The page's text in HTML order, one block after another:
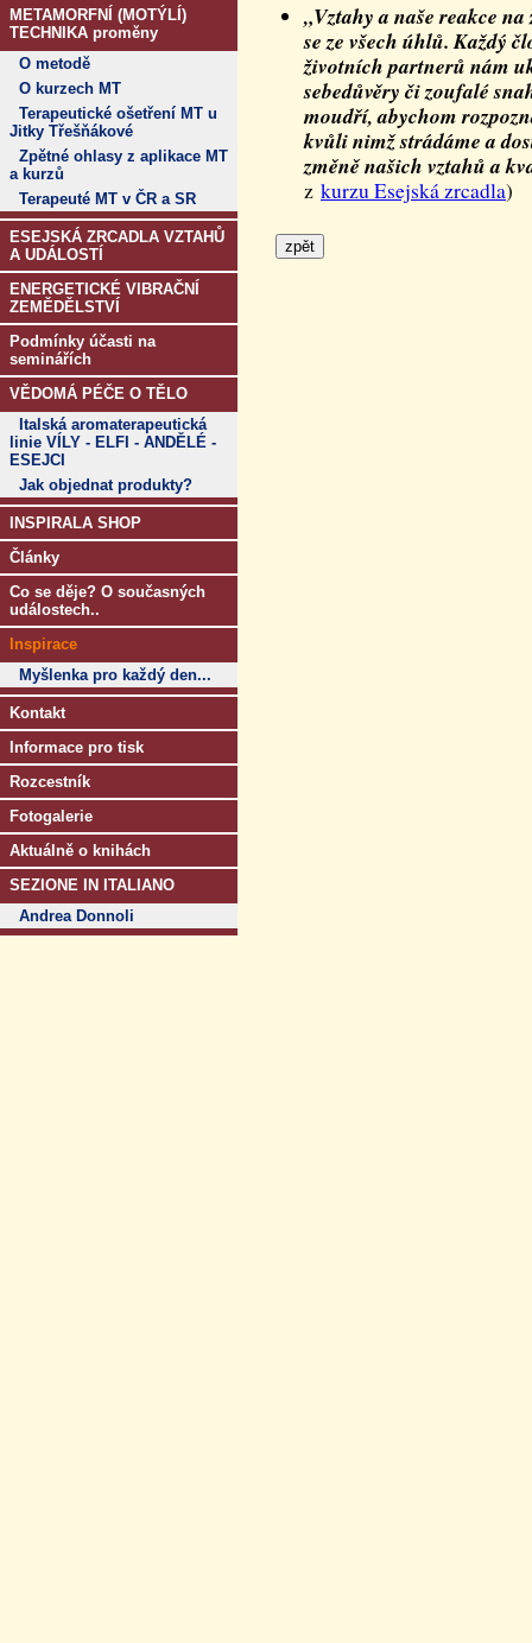
METAMORFNÍ (MOTÝLÍ)
TECHNIKA proměny
O metodě
O kurzech MT
Terapeutické ošetření MT u
Jitky Třešňákové
Zpětné ohlasy z aplikace MT
a kurzů
Terapeuté MT v ČR a SR
ESEJSKÁ ZRCADLA VZTAHŮ
A UDÁLOSTÍ
ENERGETICKÉ VIBRAČNÍ
ZEMĚDĚLSTVÍ
Podmínky účasti na
seminářích
VĚDOMÁ PÉČE O TĚLO
Italská aromaterapeutická
linie VÍLY - ELFI - ANDĚLÉ -
ESEJCI
Jak objednat produkty?
INSPIRALA SHOP
Články
Co se děje? O současných
událostech..
Inspirace
Myšlenka pro každý den...
Kontakt
Informace pro tisk
Rozcestník
Fotogalerie
Aktuálně o knihách
SEZIONE IN ITALIANO
Andrea Donnoli
„Vztahy a naše reakce
se ze všech úhlů. Každý
životních partnerů nám
sebedůvěry či zoufalé
moudří, abychom
kvůli nimž strádáme a
změně našich vztahů a
z kurzu Esejská zrcadla)